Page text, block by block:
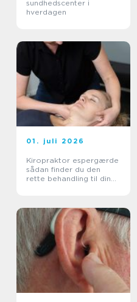
sundhedscenter i
hverdagen
01. juli 2026
Kiropraktor espergærde
sådan finder du den
rette behandling til dine